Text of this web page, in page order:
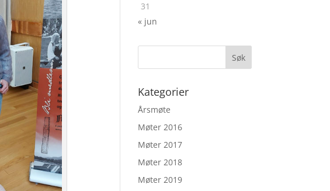
31
« jun
Kategorier
Årsmøte
Møter 2016
Møter 2017
Møter 2018
Møter 2019